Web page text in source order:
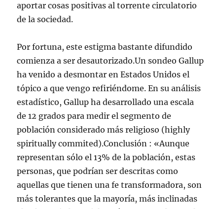
aportar cosas positivas al torrente circulatorio
de la sociedad.
Por fortuna, este estigma bastante difundido
comienza a ser desautorizado.Un sondeo Gallup
ha venido a desmontar en Estados Unidos el
tópico a que vengo refiriéndome. En su análisis
estadístico, Gallup ha desarrollado una escala
de 12 grados para medir el segmento de
población considerado más religioso (highly
spiritually commited).Conclusión : «Aunque
representan sólo el 13% de la población, estas
personas, que podrían ser descritas como
aquellas que tienen una fe transformadora, son
más tolerantes que la mayoría, más inclinadas